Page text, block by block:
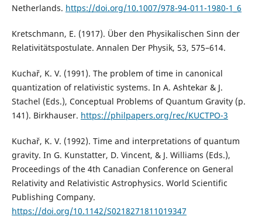
Netherlands. https://doi.org/10.1007/978-94-011-1980-1_6
Kretschmann, E. (1917). Über den Physikalischen Sinn der
Relativitätspostulate. Annalen Der Physik, 53, 575–614.
Kuchař, K. V. (1991). The problem of time in canonical
quantization of relativistic systems. In A. Ashtekar & J.
Stachel (Eds.), Conceptual Problems of Quantum Gravity (p.
141). Birkhauser. https://philpapers.org/rec/KUCTPO-3
Kuchař, K. V. (1992). Time and interpretations of quantum
gravity. In G. Kunstatter, D. Vincent, & J. Williams (Eds.),
Proceedings of the 4th Canadian Conference on General
Relativity and Relativistic Astrophysics. World Scientific
Publishing Company.
https://doi.org/10.1142/S0218271811019347